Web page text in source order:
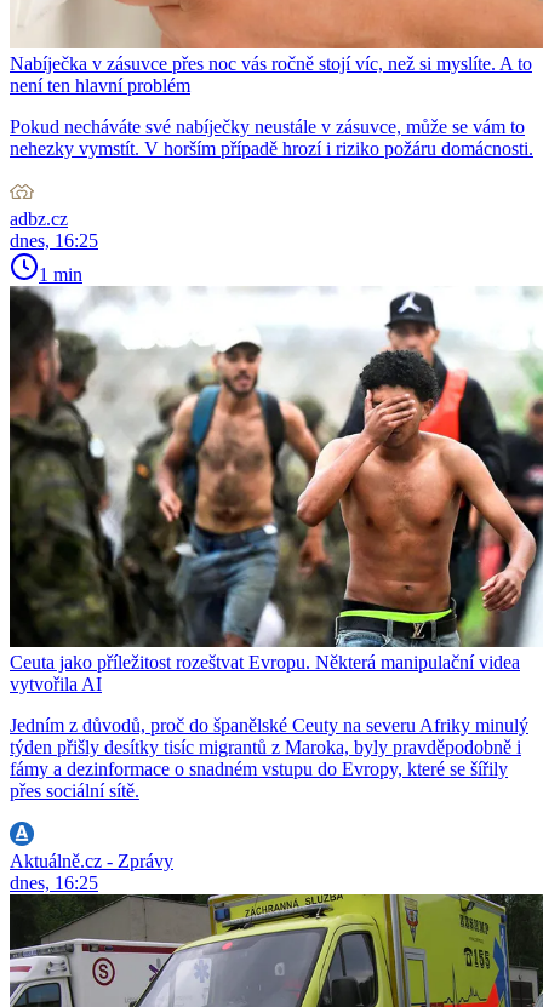
Nabíječka v zásuvce přes noc vás ročně stojí víc, než si myslíte. A to
není ten hlavní problém
Pokud necháváte své nabíječky neustále v zásuvce, může se vám to
nehezky vymstít. V horším případě hrozí i riziko požáru domácnosti.
adbz.cz
dnes, 16:25
1 min
Ceuta jako příležitost rozeštvat Evropu. Některá manipulační videa
vytvořila AI
Jedním z důvodů, proč do španělské Ceuty na severu Afriky minulý
týden přišly desítky tisíc migrantů z Maroka, byly pravděpodobně i
fámy a dezinformace o snadném vstupu do Evropy, které se šířily
přes sociální sítě.
Aktuálně.cz - Zprávy
dnes, 16:25